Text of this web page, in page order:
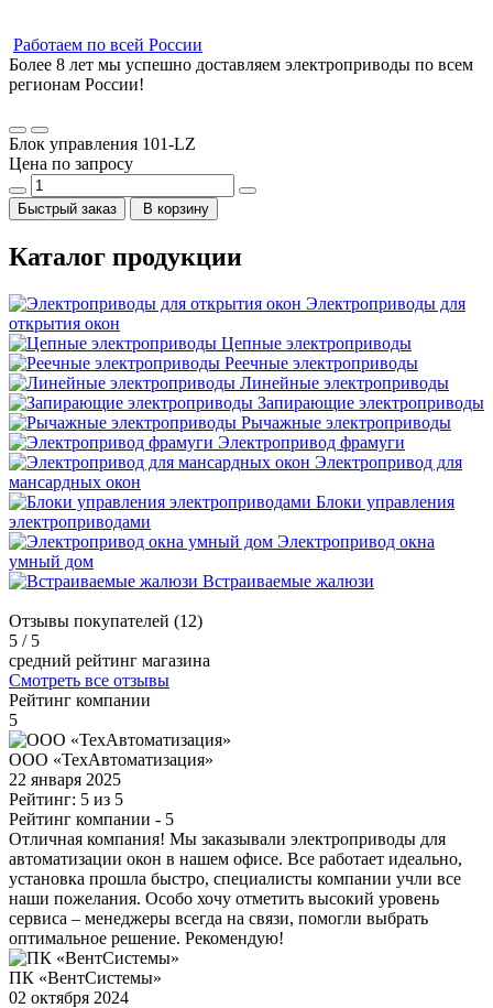
Работаем по всей России
Более 8 лет мы успешно доставляем электроприводы по всем
регионам России!
Блок управления 101-LZ
Цена по запросу
Быстрый заказ В корзину
Каталог продукции
Электроприводы для
открытия окон
Цепные электроприводы
Реечные электроприводы
Линейные электроприводы
Запирающие электроприводы
Рычажные электроприводы
Электропривод фрамуги
Электропривод для
мансардных окон
Блоки управления
электроприводами
Электропривод окна
умный дом
Встраиваемые жалюзи
Отзывы покупателей (12)
5 / 5
средний рейтинг магазина
Смотреть все отзывы
Рейтинг компании
5
ООО «ТехАвтоматизация»
22 января 2025
Рейтинг: 5 из 5
Рейтинг компании - 5
Отличная компания! Мы заказывали электроприводы для
автоматизации окон в нашем офисе. Все работает идеально,
установка прошла быстро, специалисты компании учли все
наши пожелания. Особо хочу отметить высокий уровень
сервиса – менеджеры всегда на связи, помогли выбрать
оптимальное решение. Рекомендую!
ПК «ВентСистемы»
02 октября 2024